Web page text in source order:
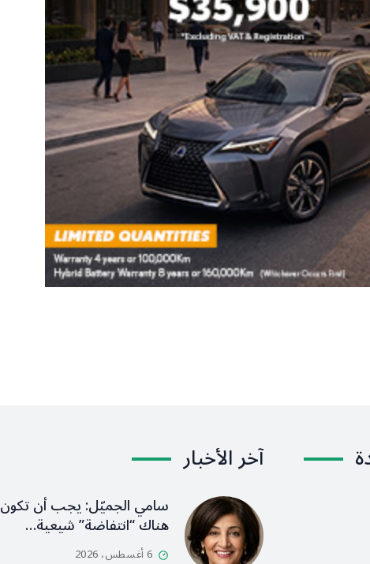
آخر الأخبار
سامي الجميّل: يجب أن تكون
هناك “انتفاضة” شيعية…
6 أغسطس، 2026